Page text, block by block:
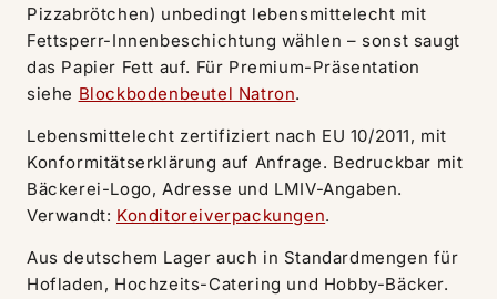
Pizzabrötchen) unbedingt lebensmittelecht mit
Fettsperr-Innenbeschichtung wählen – sonst saugt
das Papier Fett auf. Für Premium-Präsentation
siehe Blockbodenbeutel Natron.
Lebensmittelecht zertifiziert nach EU 10/2011, mit
Konformitätserklärung auf Anfrage. Bedruckbar mit
Bäckerei-Logo, Adresse und LMIV-Angaben.
Verwandt: Konditoreiverpackungen.
Aus deutschem Lager auch in Standardmengen für
Hofladen, Hochzeits-Catering und Hobby-Bäcker.